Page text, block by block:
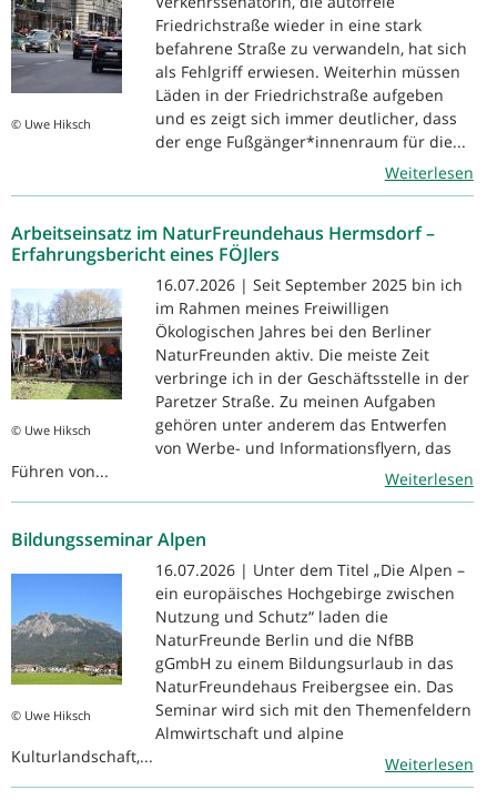
© Uwe Hiksch
Friedrichstraße wieder in eine stark
befahrene Straße zu verwandeln, hat sich
als Fehlgriff erwiesen. Weiterhin müssen
Läden in der Friedrichstraße aufgeben
und es zeigt sich immer deutlicher, dass
der enge Fußgänger*innenraum für die...
Weiterlesen
Arbeitseinsatz im NaturFreundehaus Hermsdorf –
Erfahrungsbericht eines FÖJlers
© Uwe Hiksch
16.07.2026 | Seit September 2025 bin ich
im Rahmen meines Freiwilligen
Ökologischen Jahres bei den Berliner
NaturFreunden aktiv. Die meiste Zeit
verbringe ich in der Geschäftsstelle in der
Paretzer Straße. Zu meinen Aufgaben
gehören unter anderem das Entwerfen
von Werbe- und Informationsflyern, das
Führen von...
Weiterlesen
Bildungsseminar Alpen
© Uwe Hiksch
16.07.2026 | Unter dem Titel „Die Alpen –
ein europäisches Hochgebirge zwischen
Nutzung und Schutz“ laden die
NaturFreunde Berlin und die NfBB
gGmbH zu einem Bildungsurlaub in das
NaturFreundehaus Freibergsee ein. Das
Seminar wird sich mit den Themenfeldern
Almwirtschaft und alpine
Kulturlandschaft,...
Weiterlesen